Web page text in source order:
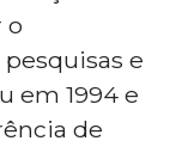
o
e
em 1994 e
de